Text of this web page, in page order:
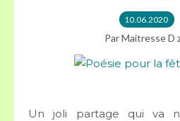
10.06.2020
Par Maitresse D
Un joli partage qui va